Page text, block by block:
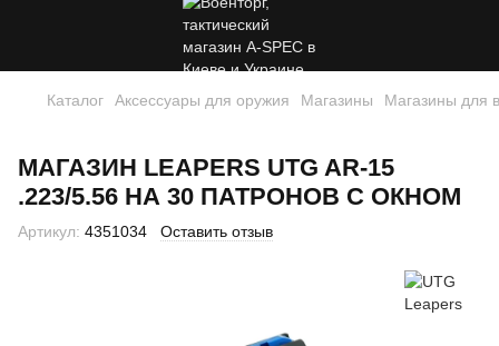
Каталог Аксессуары для оружия Магазины Магазины для
МАГАЗИН LEAPERS UTG AR-15
.223/5.56 НА 30 ПАТРОНОВ С ОКНОМ
Артикул: 4351034 Оставить отзыв